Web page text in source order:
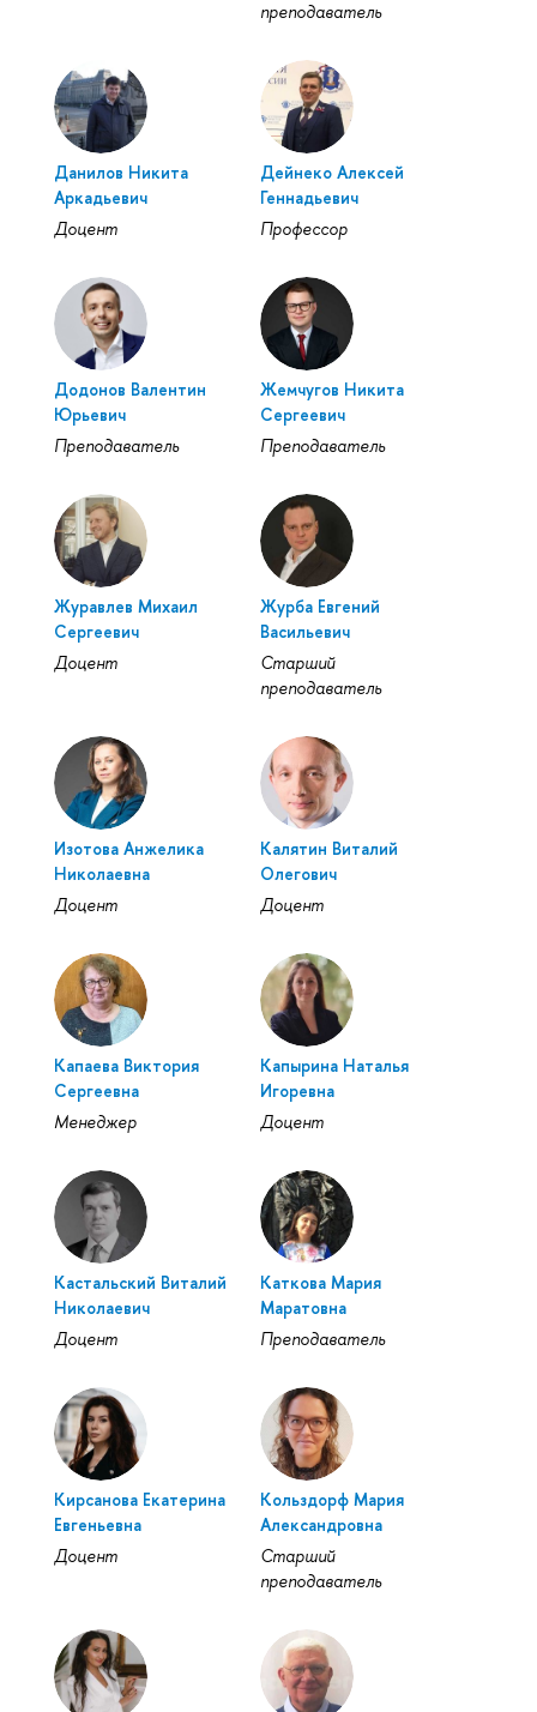
преподаватель
Данилов Никита
Аркадьевич
Доцент
Дейнеко Алексей
Геннадьевич
Профессор
Додонов Валентин
Юрьевич
Преподаватель
Жемчугов Никита
Сергеевич
Преподаватель
Журавлев Михаил
Сергеевич
Доцент
Журба Евгений
Васильевич
Старший
преподаватель
Изотова Анжелика
Николаевна
Доцент
Калятин Виталий
Олегович
Доцент
Капаева Виктория
Сергеевна
Менеджер
Капырина Наталья
Игоревна
Доцент
Кастальский Виталий
Николаевич
Доцент
Каткова Мария
Маратовна
Преподаватель
Кирсанова Екатерина
Евгеньевна
Доцент
Кольздорф Мария
Александровна
Старший
преподаватель